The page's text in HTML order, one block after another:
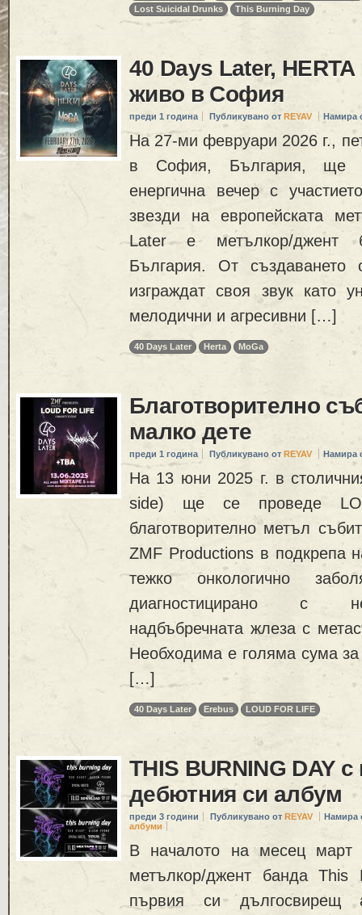
Lost Suicidal Drunks
This Burning Day
40 Days Later,
живо в София
преди 1 година Публикувано от REYAV Намира
На 27-ми февруари 2026 г.,
в София, България, ще
енергична вечер с
звезди на европейската
Later е метълкор/
България. От
изграждат своя звук като
мелодични и агресивни […]
40 Days Later Herta MoGa
Благотворително
малко дете
преди 1 година Публикувано от REYAV Намира
На 13 юни 2025 г. в
side) ще се проведе
благотворително метъл
ZMF Productions в подкрепа
тежко онкологично
диагностицирано с
надбъбречната жлеза с
Необходима е голяма сума
[…]
40 Days Later Erebus LOUD FOR LIFE
THIS BURNING DAY
дебютния си албум
преди 3 години Публикувано от REYAV
Намира
албуми
В началото на месец март
метълкор/джент банда This
първия си дългосвирещ